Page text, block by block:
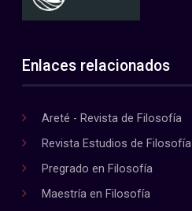
Enlaces relacionados
Areté - Revista de Filosofía
Revista Estudios de Filosofía
Pregrado en Filosofía
Maestría en Filosofía